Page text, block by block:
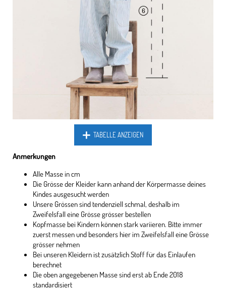
TABELLE ANZEIGEN
Anmerkungen
Alle Masse in cm
Die Grösse der Kleider kann anhand der Körpermasse deines
Kindes ausgesucht werden
Unsere Grössen sind tendenziell schmal, deshalb im
Zweifelsfall eine Grösse grösser bestellen
Kopfmasse bei Kindern können stark variieren. Bitte immer
zuerst messen und besonders hier im Zweifelsfall eine Grösse
grösser nehmen
Bei unseren Kleidern ist zusätzlich Stoff für das Einlaufen
berechnet
Die oben angegebenen Masse sind erst ab Ende 2018
standardisiert